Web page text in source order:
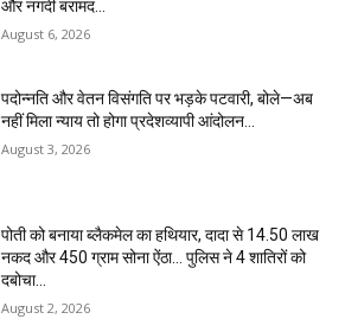
और नगदी बरामद…
August 6, 2026
पदोन्नति और वेतन विसंगति पर भड़के पटवारी, बोले—अब
नहीं मिला न्याय तो होगा प्रदेशव्यापी आंदोलन…
August 3, 2026
पोती को बनाया ब्लैकमेल का हथियार, दादा से 14.50 लाख
नकद और 450 ग्राम सोना ऐंठा… पुलिस ने 4 शातिरों को
दबोचा…
August 2, 2026